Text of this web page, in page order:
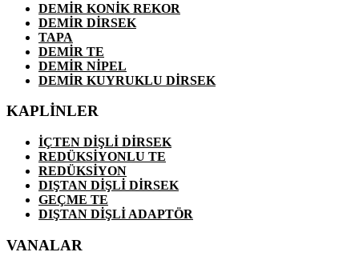
DEMİR KONİK REKOR
DEMİR DİRSEK
TAPA
DEMİR TE
DEMİR NİPEL
DEMİR KUYRUKLU DİRSEK
KAPLİNLER
İÇTEN DİŞLİ DİRSEK
REDÜKSİYONLU TE
REDÜKSİYON
DIŞTAN DİŞLİ DİRSEK
GEÇME TE
DIŞTAN DİŞLİ ADAPTÖR
VANALAR